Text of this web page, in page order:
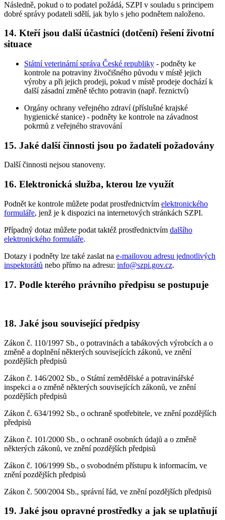
Následně, pokud o to podatel požádá, SZPI v souladu s principem
dobré správy podateli sdělí, jak bylo s jeho podnětem naloženo.
14. Kteří jsou další účastníci (dotčení) řešení životní
situace
Státní veterinární správa České republiky - podněty ke
kontrole na potraviny živočišného původu v místě jejich
výroby a při jejich prodeji, pokud v místě prodeje dochází k
další zásadní změně těchto potravin (např. řeznictví)
Orgány ochrany veřejného zdraví (příslušné krajské
hygienické stanice) - podněty ke kontrole na závadnost
pokrmů z veřejného stravování
15. Jaké další činnosti jsou po žadateli požadovány
Další činnosti nejsou stanoveny.
16. Elektronická služba, kterou lze využít
Podnět ke kontrole můžete podat prostřednictvím elektronického
formuláře, jenž je k dispozici na internetových stránkách SZPI.
Případný dotaz můžete podat taktéž prostřednictvím dalšího
elektronického formuláře.
Dotazy i podněty lze také zaslat na e-mailovou adresu jednotlivých
inspektorátů nebo přímo na adresu: info@szpi.gov.cz.
17. Podle kterého právního předpisu se postupuje
18. Jaké jsou související předpisy
Zákon č. 110/1997 Sb., o potravinách a tabákových výrobcích a o
změně a doplnění některých souvisejících zákonů, ve znění
pozdějších předpisů
Zákon č. 146/2002 Sb., o Státní zemědělské a potravinářské
inspekci a o změně některých souvisejících zákonů, ve znění
pozdějších předpisů
Zákon č. 634/1992 Sb., o ochraně spotřebitele, ve znění pozdějších
předpisů
Zákon č. 101/2000 Sb., o ochraně osobních údajů a o změně
některých zákonů, ve znění pozdějších předpisů
Zákon č. 106/1999 Sb., o svobodném přístupu k informacím, ve
znění pozdějších předpisů
Zákon č. 500/2004 Sb., správní řád, ve znění pozdějších předpisů
19. Jaké jsou opravné prostředky a jak se uplatňují